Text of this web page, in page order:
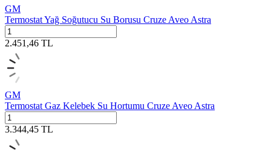
GM
Termostat Yağ Soğutucu Su Borusu Cruze Aveo Astra
2.451,46 TL
GM
Termostat Gaz Kelebek Su Hortumu Cruze Aveo Astra
3.344,45 TL